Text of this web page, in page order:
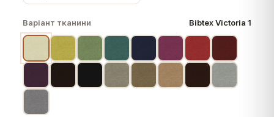
Варіант тканини Bibtex Victoria 1